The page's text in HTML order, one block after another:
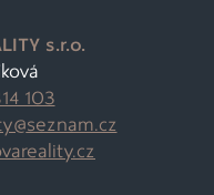
s.r.o.
103
seznam.cz